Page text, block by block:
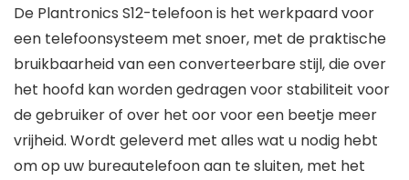
De Plantronics S12-telefoon is het werkpaard voor
een telefoonsysteem met snoer, met de praktische
bruikbaarheid van een converteerbare stijl, die over
het hoofd kan worden gedragen voor stabiliteit voor
de gebruiker of over het oor voor een beetje meer
vrijheid. Wordt geleverd met alles wat u nodig hebt
om op uw bureautelefoon aan te sluiten, met het